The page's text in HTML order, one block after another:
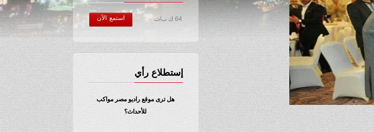
64 ك ب/ث استمع الآن
إستطلاع رأي
هل ترى موقع راديو مصر مواكب
للأحداث؟